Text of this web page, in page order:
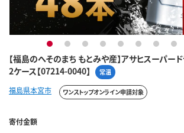
【福島のへそのまち もとみや産】アサヒスーパ
2ケース【07214-0040】
常温
1 2 3 4 5 6 7 8
福島県本宮市 ワンストップオンライン申請対象
寄付金額